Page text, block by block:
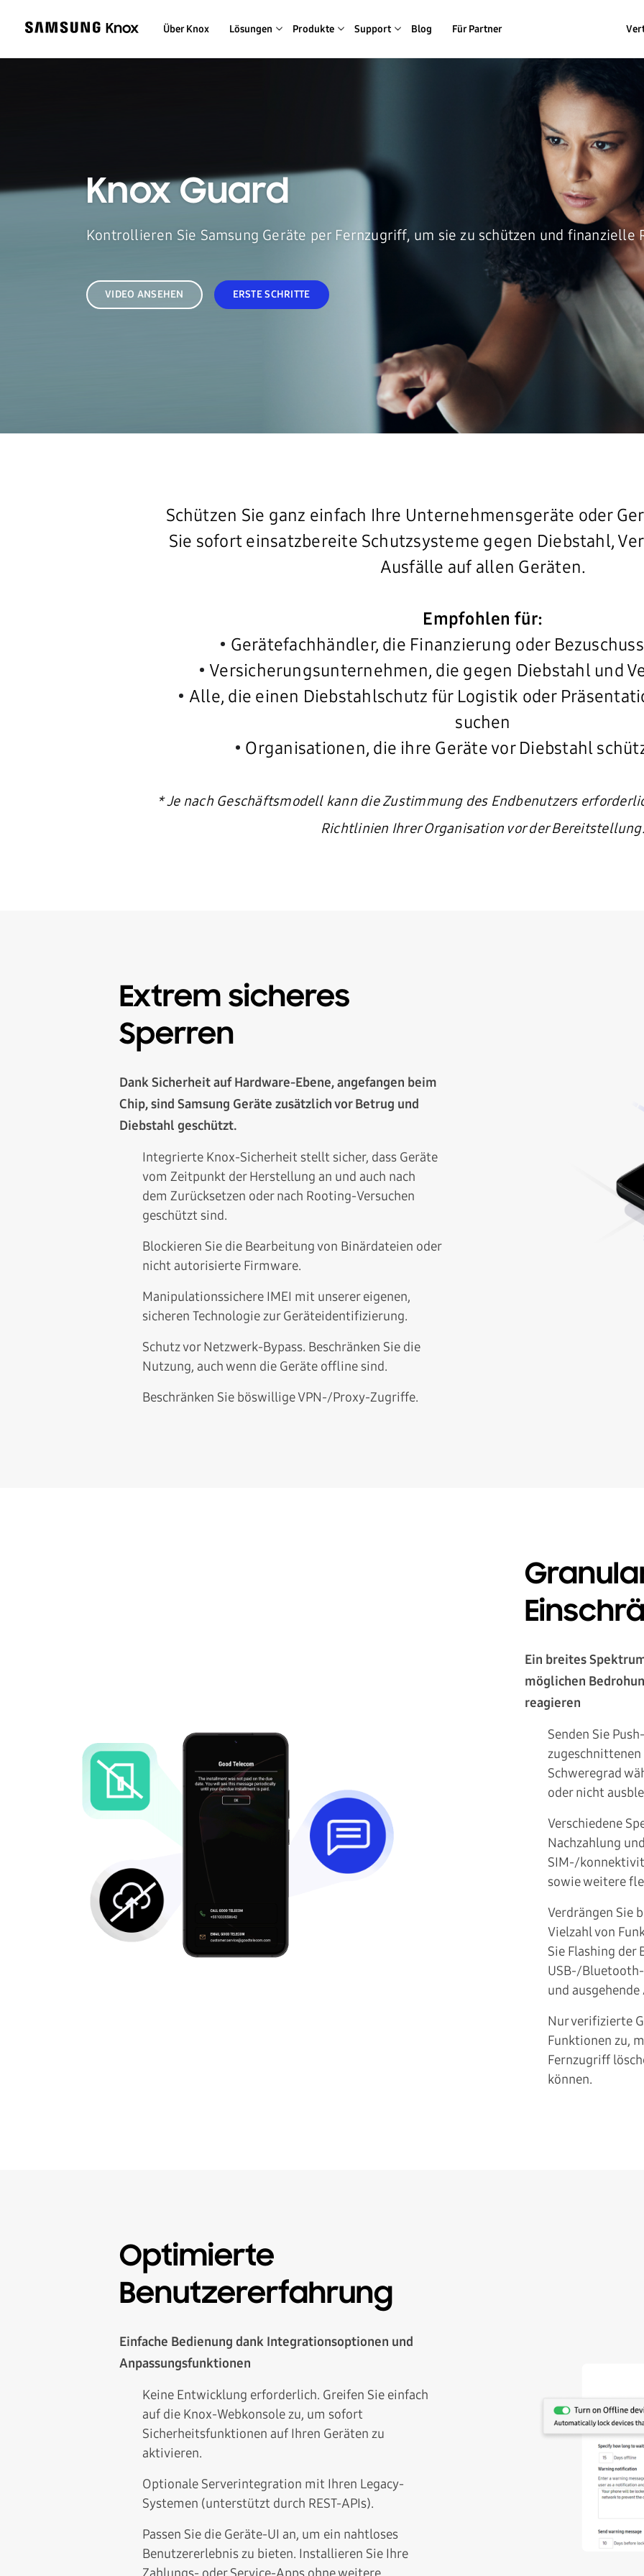
Über Knox Lösungen Produkte Support Blog Für Partner
KnoxGuard
Kontrollieren Sie Samsung Geräte per Fernzugriff, um sie zu schützen und finanzielle
VIDEO ANSEHEN ERSTE SCHRITTE
Schützen Sie ganz einfach Ihre Unternehmensgeräte oder
Sie sofort einsatzbereite Schutzsysteme gegen Diebstahl,
Ausfälle auf allen Geräten.
Empfohlen für:
• Gerätefachhändler, die Finanzierung oder
• Versicherungsunternehmen, die gegen Diebstahl und
• Alle, die einen Diebstahlschutz für Logistik oder
suchen
• Organisationen, die ihre Geräte vor Diebstahl
* Je nach Geschäftsmodell kann die Zustimmung des Endbenutzers
Richtlinien Ihrer Organisation vor der
Extrem sicheres
Sperren
Dank Sicherheit auf Hardware-Ebene, angefangen beim
Chip, sind Samsung Geräte zusätzlich vor Betrug und
Diebstahl geschützt.
Integrierte Knox-Sicherheit stellt sicher, dass Geräte
vom Zeitpunkt der Herstellung an und auch nach
dem Zurücksetzen oder nach Rooting-Versuchen
geschützt sind.
Blockieren Sie die Bearbeitung von Binärdateien oder
nicht autorisierte Firmware.
Manipulationssichere IMEI mit unserer eigenen,
sicheren Technologie zur Geräteidentifizierung.
Schutz vor Netzwerk-Bypass. Beschränken Sie die
Nutzung, auch wenn die Geräte offline sind.
Beschränken Sie böswillige VPN-/Proxy-Zugriffe.
Ein breites
möglichen
reagieren
Senden Sie
zugeschnittenen
Schweregrad
oder nicht
Verschiedene
Nachzahlung
SIM-/
sowie weitere
Verdrängen Sie
Vielzahl von
Sie Flashing der
USB-/
und
Nur verifizierte
Funktionen zu,
Fernzugriff
können.
Optimierte
Benutzererfahrung
Einfache Bedienung dank Integrationsoptionen und
Anpassungsfunktionen
Keine Entwicklung erforderlich. Greifen Sie einfach
auf die Knox-Webkonsole zu, um sofort
Sicherheitsfunktionen auf Ihren Geräten zu
aktivieren.
Optionale Serverintegration mit Ihren Legacy-
Systemen (unterstützt durch REST-APIs).
Passen Sie die Geräte-UI an, um ein nahtloses
Benutzererlebnis zu bieten. Installieren Sie Ihre